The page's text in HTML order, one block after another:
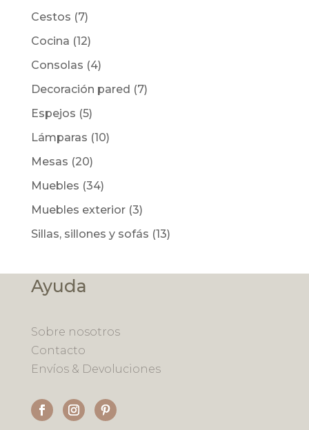
Cestos (7)
Cocina (12)
Consolas (4)
Decoración pared (7)
Espejos (5)
Lámparas (10)
Mesas (20)
Muebles (34)
Muebles exterior (3)
Sillas, sillones y sofás (13)
Ayuda
Sobre nosotros
Contacto
Envíos & Devoluciones